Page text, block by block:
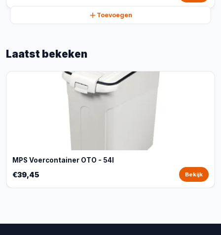
Toevoegen
Laatst bekeken
MPS Voercontainer OTO - 54l
€39,45 Bekijk